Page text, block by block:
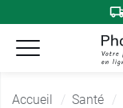
Accueil Santé